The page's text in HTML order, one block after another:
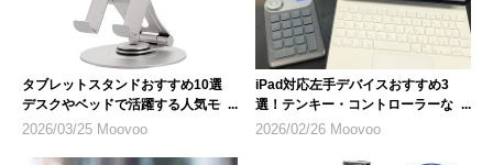
タブレットスタンドおすすめ10選
デスクやベッドで活躍する人気モデ
ル
2026/03/25 Moovoo
iPad対応左手デバイスおすすめ3
選！テンキー・コントローラーな
ど、選び方のポイントも解説
2026/02/26 Moovoo